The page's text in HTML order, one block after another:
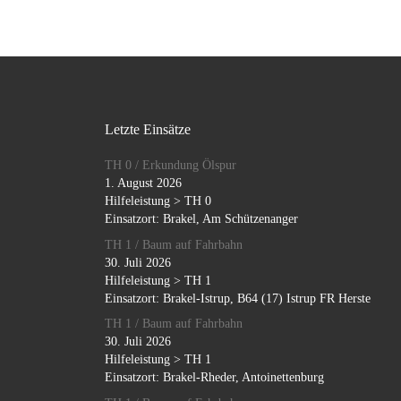
Letzte Einsätze
TH 0 / Erkundung Ölspur
1. August 2026
Hilfeleistung > TH 0
Einsatzort: Brakel, Am Schützenanger
TH 1 / Baum auf Fahrbahn
30. Juli 2026
Hilfeleistung > TH 1
Einsatzort: Brakel-Istrup, B64 (17) Istrup FR Herste
TH 1 / Baum auf Fahrbahn
30. Juli 2026
Hilfeleistung > TH 1
Einsatzort: Brakel-Rheder, Antoinettenburg